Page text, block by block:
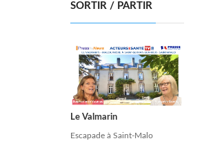
SORTIR / PARTIR
Le Valmarin
Escapade à Saint-Malo